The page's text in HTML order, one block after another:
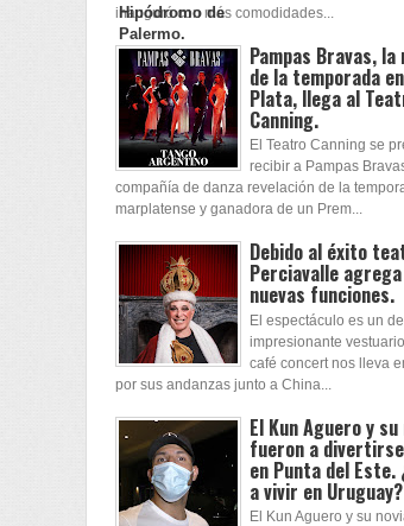
inauguró con más comodidades...
Pampas Bravas,
de la temporada
Plata, llega al
Canning.
El Teatro Canning se
recibir a Pampas
compañía de danza revelación de la
marplatense y ganadora de un Prem...
Debido al éxito
Perciavalle
nuevas funciones.
El espectáculo es un
impresionante
café concert nos lleva
por sus andanzas junto a China...
El Kun Aguero y su
fueron a
en Punta del Este.
a vivir en Uruguay?
El Kun Aguero y su